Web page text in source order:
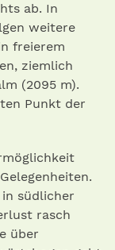
ab. In
weitere
freierem
ziemlich
(2095 m).
Punkt der
südlicher
rasch
über